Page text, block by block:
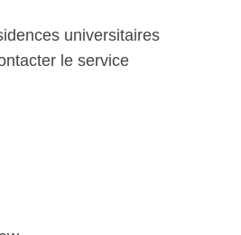
universitaires
le service